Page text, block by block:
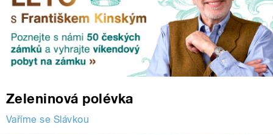
Zeleninová polévka
Vaříme se Slávkou